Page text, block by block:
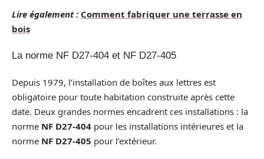
Lire également : Comment fabriquer une terrasse en
bois
La norme NF D27-404 et NF D27-405
Depuis 1979, l’installation de boîtes aux lettres est
obligatoire pour toute habitation construite après cette
date. Deux grandes normes encadrent ces installations : la
norme NF D27-404 pour les installations intérieures et la
norme NF D27-405 pour l’extérieur.